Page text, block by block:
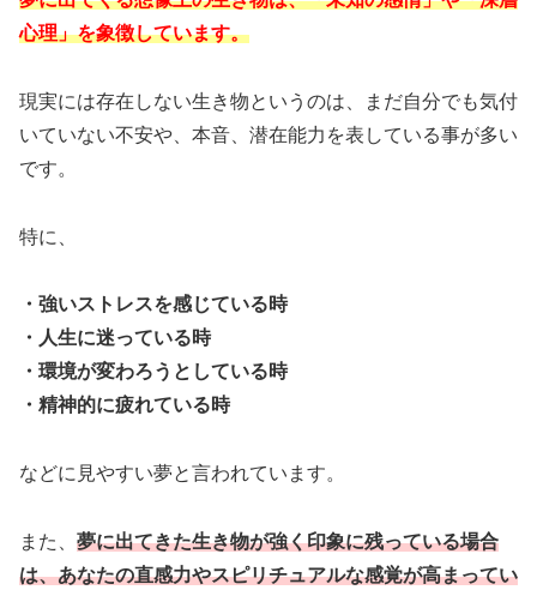
心理」を象徴しています。
現実には存在しない生き物というのは、まだ自分でも気付
いていない不安や、本音、潜在能力を表している事が多い
です。
特に、
・強いストレスを感じている時
・人生に迷っている時
・環境が変わろうとしている時
・精神的に疲れている時
などに見やすい夢と言われています。
また、 夢に出てきた生き物が強く印象に残っている場合
は、あなたの直感力やスピリチュアルな感覚が高まってい